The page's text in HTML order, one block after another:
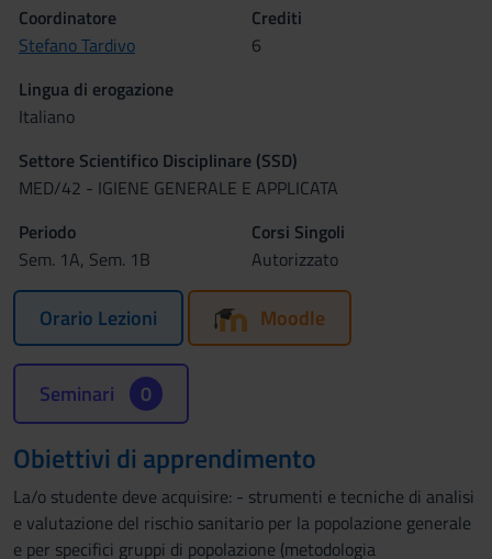
Coordinatore
Stefano Tardivo
Crediti
6
Lingua di erogazione
Italiano
Settore Scientifico Disciplinare (SSD)
MED/42 - IGIENE GENERALE E APPLICATA
Periodo
Sem. 1A, Sem. 1B
Corsi Singoli
Autorizzato
Orario Lezioni Moodle
Seminari 0
Obiettivi di apprendimento
La/o studente deve acquisire: - strumenti e tecniche di analisi
e valutazione del rischio sanitario per la popolazione generale
e per specifici gruppi di popolazione (metodologia